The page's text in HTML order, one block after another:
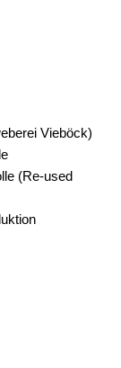
Vieböck)
(Re-used